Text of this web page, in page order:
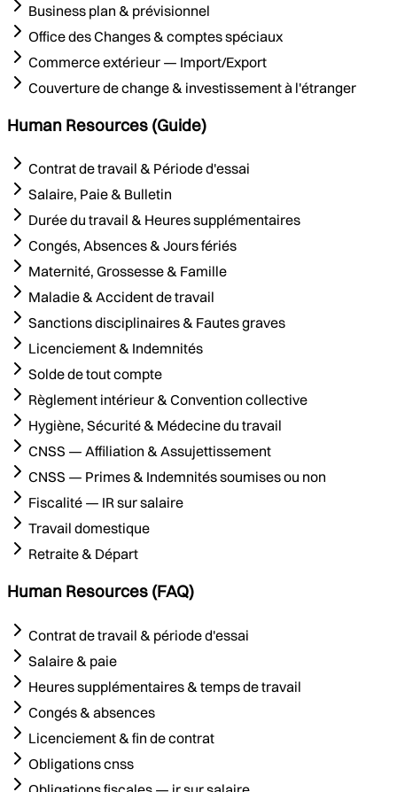
Business plan & prévisionnel
Office des Changes & comptes spéciaux
Commerce extérieur — Import/Export
Couverture de change & investissement à l'étranger
Human Resources (Guide)
Contrat de travail & Période d'essai
Salaire, Paie & Bulletin
Durée du travail & Heures supplémentaires
Congés, Absences & Jours fériés
Maternité, Grossesse & Famille
Maladie & Accident de travail
Sanctions disciplinaires & Fautes graves
Licenciement & Indemnités
Solde de tout compte
Règlement intérieur & Convention collective
Hygiène, Sécurité & Médecine du travail
CNSS — Affiliation & Assujettissement
CNSS — Primes & Indemnités soumises ou non
Fiscalité — IR sur salaire
Travail domestique
Retraite & Départ
Human Resources (FAQ)
Contrat de travail & période d'essai
Salaire & paie
Heures supplémentaires & temps de travail
Congés & absences
Licenciement & fin de contrat
Obligations cnss